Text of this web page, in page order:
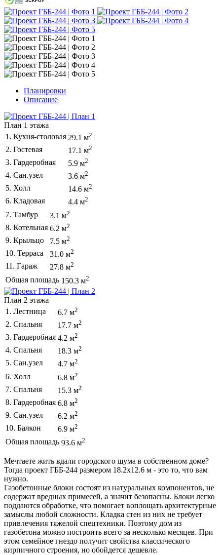
Планировки
Описание
План 1 этажа
1. Кухня-столовая 29.1 м2
2. Гостевая 17.1 м2
3. Гардеробная 5.9 м2
4. Сан.узел 3.6 м2
5. Холл 14.6 м2
6. Кладовая 4.4 м2
7. Тамбур 3.1 м2
8. Котельная 6.2 м2
9. Крыльцо 7.5 м2
10. Терраса 31.0 м2
11. Гараж 27.8 м2
Общая площадь 150.3 м2
План 2 этажа
1. Лестница
6.7 м2
2. Спальня 17.7 м2
3. Гардеробная 4.2 м2
4. Спальня 18.3 м2
5. Сан.узел 4.7 м2
6. Холл 6.8 м2
7. Спальня 15.3 м2
8. Гардеробная 6.8 м2
9. Сан.узел 6.2 м2
10. Балкон 6.9 м2
Общая площадь 93.6 м2
Мечтаете жить вдали городского шума в собственном доме?
Тогда проект ГББ-244 размером 18.2х12.6 м - это то, что вам
нужно.
Газобетонные блоки состоят из натуральных компонентов, не
содержат вредных примесей, а значит безопасны. Блоки легко
поддаются обработке, что помогает воплощать архитектурные
замыслы любой сложности. Кладка стен из них не требует
привлечения тяжелой спецтехники. Поэтому дом из
газобетона можно построить всего за несколько месяцев. При
этом семейное гнездо получит свойства классического
кирпичного строения, но обойдется дешевле.